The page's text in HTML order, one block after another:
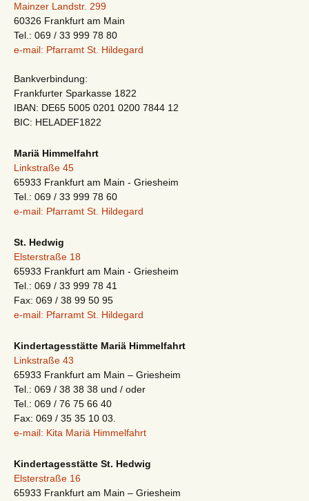
Mainzer Landstr. 299
60326 Frankfurt am Main
Tel.: 069 / 33 999 78 80
e-mail: Pfarramt St. Hildegard
Bankverbindung:
Frankfurter Sparkasse 1822
IBAN: DE65 5005 0201 0200 7844 12
BIC: HELADEF1822
Mariä Himmelfahrt
Linkstraße 45
65933 Frankfurt am Main - Griesheim
Tel.: 069 / 33 999 78 60
e-mail: Pfarramt St. Hildegard
St. Hedwig
Elsterstraße 18
65933 Frankfurt am Main - Griesheim
Tel.: 069 / 33 999 78 41
Fax: 069 / 38 99 50 95
e-mail: Pfarramt St. Hildegard
Kindertagesstätte Mariä Himmelfahrt
Linkstraße 43
65933 Frankfurt am Main – Griesheim
Tel.: 069 / 38 38 38 und / oder
Tel.: 069 / 76 75 66 40
Fax: 069 / 35 35 10 03.
e-mail: Kita Mariä Himmelfahrt
Kindertagesstätte St. Hedwig
Elsterstraße 16
65933 Frankfurt am Main – Griesheim